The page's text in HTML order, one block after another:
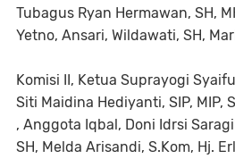
Tubagus Ryan Hermawan, SH,
Yetno, Ansari, Wildawati, SH,
Komisi II, Ketua Suprayogi
Siti Maidina Hediyanti, SIP, MIP,
, Anggota Iqbal, Doni Idrsi
SH, Melda Arisandi, S.Kom, Hj.